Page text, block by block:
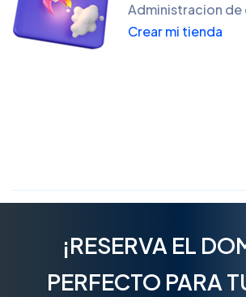
Administracion de
Crear mi tienda
¡RESERVA EL
PERFECTO PARA